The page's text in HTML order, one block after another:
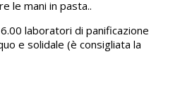
le mani in pasta..
laboratori di panificazione
e solidale (è consigliata la